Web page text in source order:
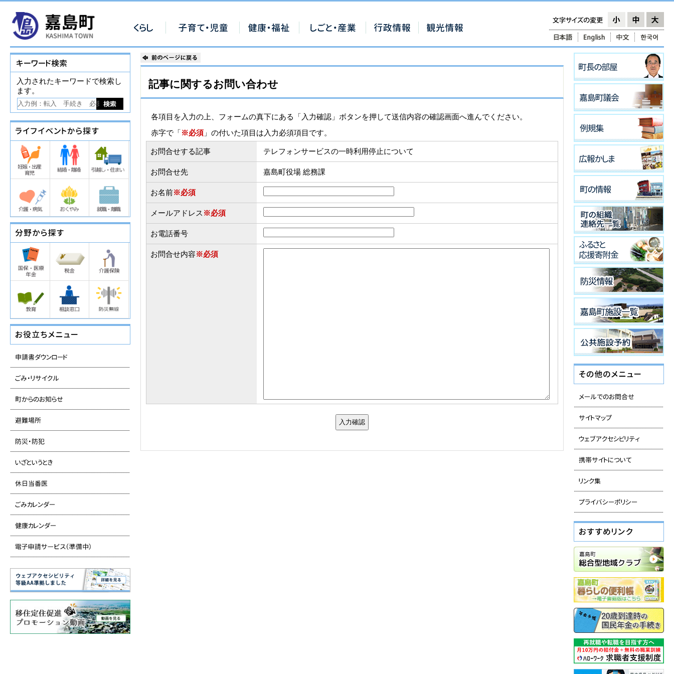
記事に関するお問い合わせ
各項目を入力の上、フォームの真下にある「入力確認」ボタンを押して送信内容の確認画面へ進んでください。
赤字で「※必須 」の付いた項目は入力必須項目です。
お問合せする記事 テレフォンサービスの一時利用停止について
お問合せ先 嘉島町役場 総務課
お名前※必須
メールアドレス ※必須
お電話番号
お問合せ内容※必須
入力されたキーワードで検索し
ます。